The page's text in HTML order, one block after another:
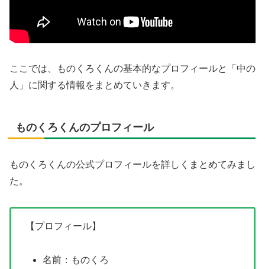
ここでは、ものくろくんの基本的なプロフィールと「中の
人」に関する情報をまとめていきます。
ものくろくんのプロフィール
ものくろくんの公式プロフィールを詳しくまとめてみまし
た。
【プロフィール】
名前：ものくろ